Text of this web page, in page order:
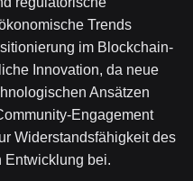
Trends
im Blockchain-
Innovation, da neue
Ansätzen
Engagement
Widerstandsfähigkeit des
Entwicklung bei.